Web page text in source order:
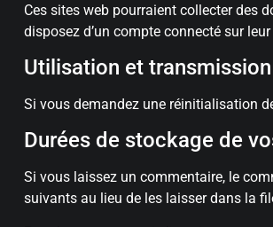
Ces sites web pourraient collecter des
disposez d’un compte connecté sur
Utilisation et
Si vous demandez une réinitialisation
Durées de stockage de
Si vous laissez un commentaire, le
suivants au lieu de les laisser dans la